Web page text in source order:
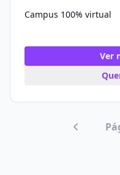
Campus 100% virtual
Ver